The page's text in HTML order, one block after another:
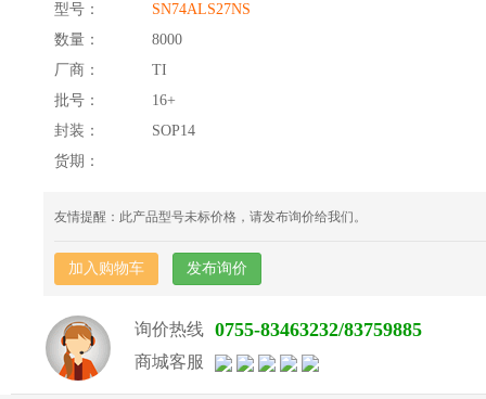
型号：
SN74ALS27NS
数量：
8000
厂商：
TI
批号：
16+
封装：
SOP14
货期：
友情提醒：此产品型号未标价格，请发布询价给我们。
加入购物车 发布询价
询价热线 0755-83463232/83759885
商城客服